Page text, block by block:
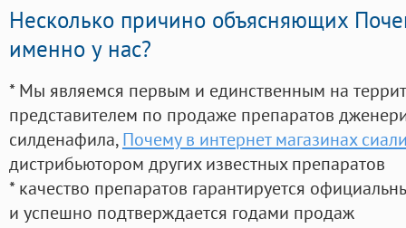
Несколько причино объясняющих
именно у нас?
* Мы являемся первым и единственным на
представителем по продаже препаратов
силденафила, Почему в интернет магазинах
дистрибьютором других известных препаратов
* качество препаратов гарантируется
и успешно подтверждается годами продаж